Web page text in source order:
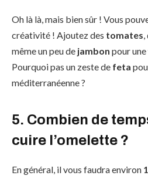
Oh là là, mais bien sûr ! Vous
créativité ! Ajoutez des tomates,
même un peu de jambon pour
Pourquoi pas un zeste de feta
méditerranéenne ?
5. Combien de
cuire l’omelette ?
En général, il vous faudra environ